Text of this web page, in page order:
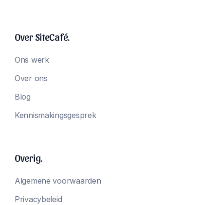
Over SiteCafé.
Ons werk
Over ons
Blog
Kennismakingsgesprek
Overig.
Algemene voorwaarden
Privacybeleid